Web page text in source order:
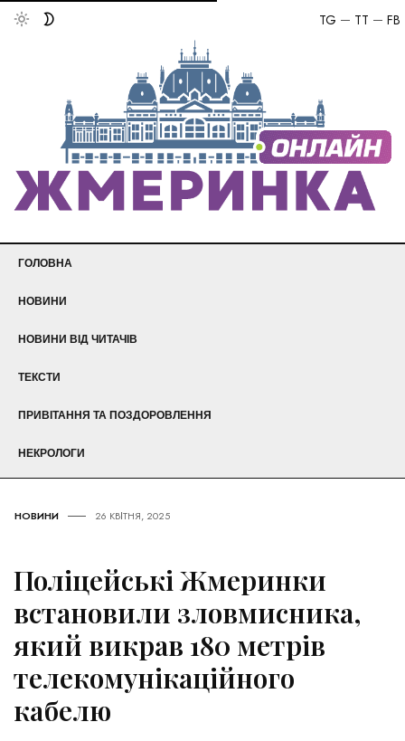
FB
TT
TG
ГОЛОВНА
НОВИНИ
НОВИНИ ВІД ЧИТАЧІВ
ТЕКСТИ
ПРИВІТАННЯ ТА ПОЗДОРОВЛЕННЯ
НЕКРОЛОГИ
НОВИНИ 26 КВІТНЯ, 2025
Поліцейські Жмеринки
встановили зловмисника,
який викрав 180 метрів
телекомунікаційного
кабелю